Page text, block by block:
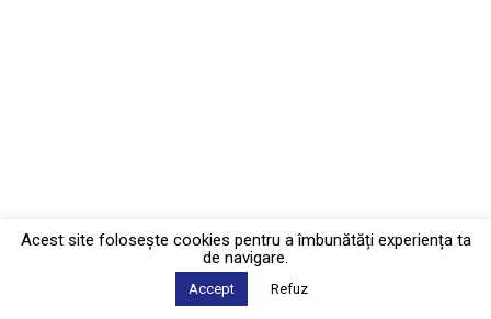
Acest site foloseşte cookies pentru a îmbunătăți experiența ta
de navigare.
Accept Refuz